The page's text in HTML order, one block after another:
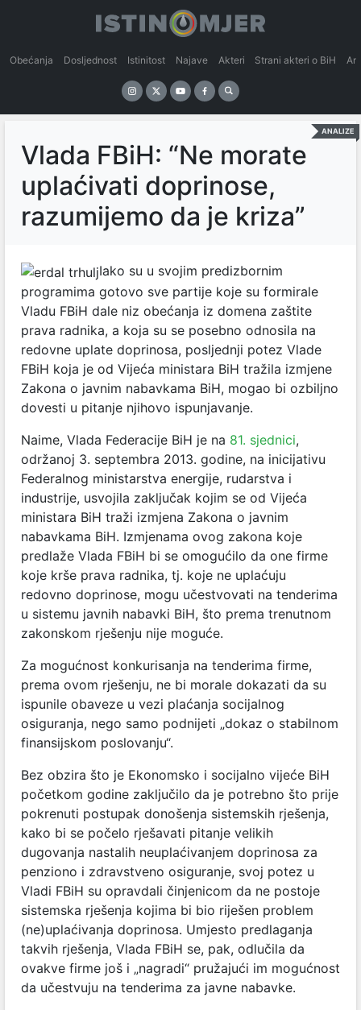
Obećanja Dosljednost Istinitost Najave Akteri Strani akteri o BiH
ANALIZE
Vlada FBiH: “Ne morate
uplaćivati doprinose,
razumijemo da je kriza”
Iako su u svojim predizbornim
programima gotovo sve partije koje su formirale
Vladu FBiH dale niz obećanja iz domena zaštite
prava radnika, a koja su se posebno odnosila na
redovne uplate doprinosa, posljednji potez Vlade
FBiH koja je od Vijeća ministara BiH tražila izmjene
Zakona o javnim nabavkama BiH, mogao bi ozbiljno
dovesti u pitanje njihovo ispunjavanje.
Naime, Vlada Federacije BiH je na 81. sjednici,
održanoj 3. septembra 2013. godine, na inicijativu
Federalnog ministarstva energije, rudarstva i
industrije, usvojila zaključak kojim se od Vijeća
ministara BiH traži izmjena Zakona o javnim
nabavkama BiH. Izmjenama ovog zakona koje
predlaže Vlada FBiH bi se omogućilo da one firme
koje krše prava radnika, tj. koje ne uplaćuju
redovno doprinose, mogu učestvovati na tenderima
u sistemu javnih nabavki BiH, što prema trenutnom
zakonskom rješenju nije moguće.
Za mogućnost konkurisanja na tenderima firme,
prema ovom rješenju, ne bi morale dokazati da su
ispunile obaveze u vezi plaćanja socijalnog
osiguranja, nego samo podnijeti „dokaz o stabilnom
finansijskom poslovanju“.
Bez obzira što je Ekonomsko i socijalno vijeće BiH
početkom godine zaključilo da je potrebno što prije
pokrenuti postupak donošenja sistemskih rješenja,
kako bi se počelo rješavati pitanje velikih
dugovanja nastalih neuplaćivanjem doprinosa za
penziono i zdravstveno osiguranje, svoj potez u
Vladi FBiH su opravdali činjenicom da ne postoje
sistemska rješenja kojima bi bio riješen problem
(ne)uplaćivanja doprinosa. Umjesto predlaganja
takvih rješenja, Vlada FBiH se, pak, odlučila da
ovakve firme još i „nagradi“ pružajući im mogućnost
da učestvuju na tenderima za javne nabavke.